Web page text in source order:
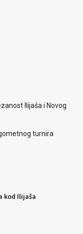
Ilijaša i Novog
turnira
kod Ilijaša